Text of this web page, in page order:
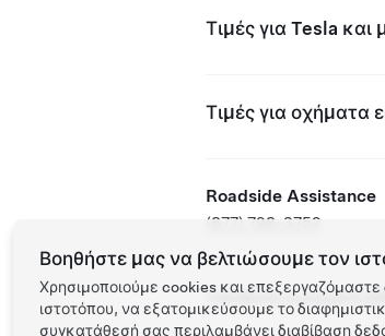
Τιμές για Tesla και
Τιμές για οχήματα
Roadside Assistance
(877) 798-3752
Τοποθεσία συνεργάτη
Βοηθήστε μας να βελτιώσουμε τον
Χρησιμοποιούμε cookies και
ιστοτόπου, να εξατομικεύσουμε το
συγκατάθεσή σας περιλαμβάνει διαβίβαση